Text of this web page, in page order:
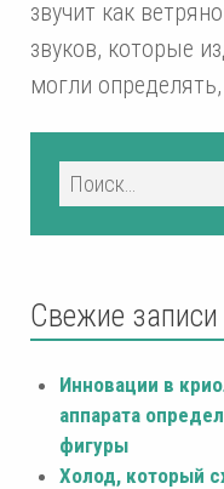
звучит как
звуков, которые
могли определять,
Свежие записи
Инновации в
аппарата
фигуры
Холод, который